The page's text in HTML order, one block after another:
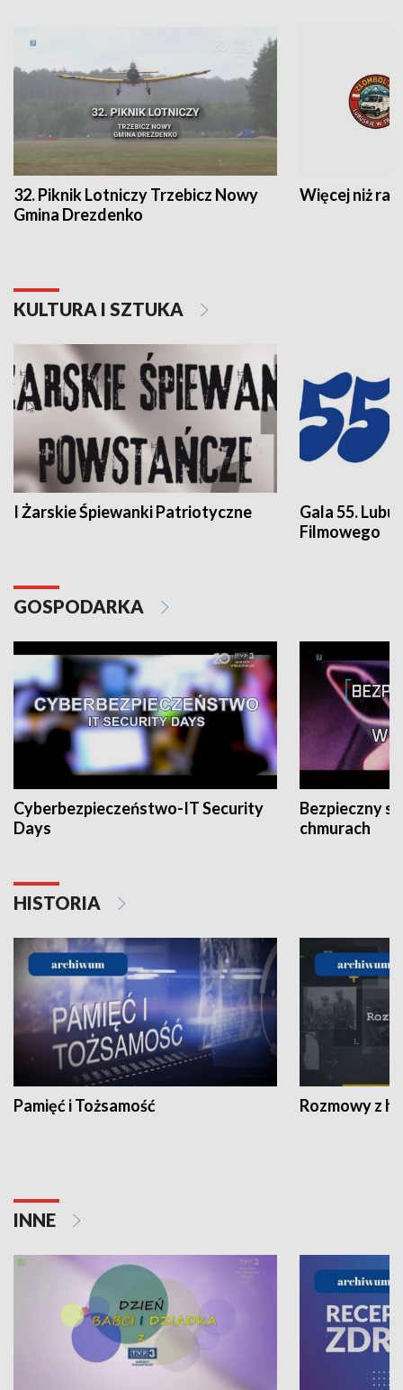
32. Piknik Lotniczy Trzebicz Nowy
Gmina Drezdenko
Więcej niż rajd
KULTURA I SZTUKA
I Żarskie Śpiewanki Patriotyczne
Gala 55.
Filmowego
GOSPODARKA
Cyberbezpieczeństwo-IT Security
Days
Bezpieczny
chmurach
HISTORIA
Pamięć i Tożsamość Rozmowy z
INNE